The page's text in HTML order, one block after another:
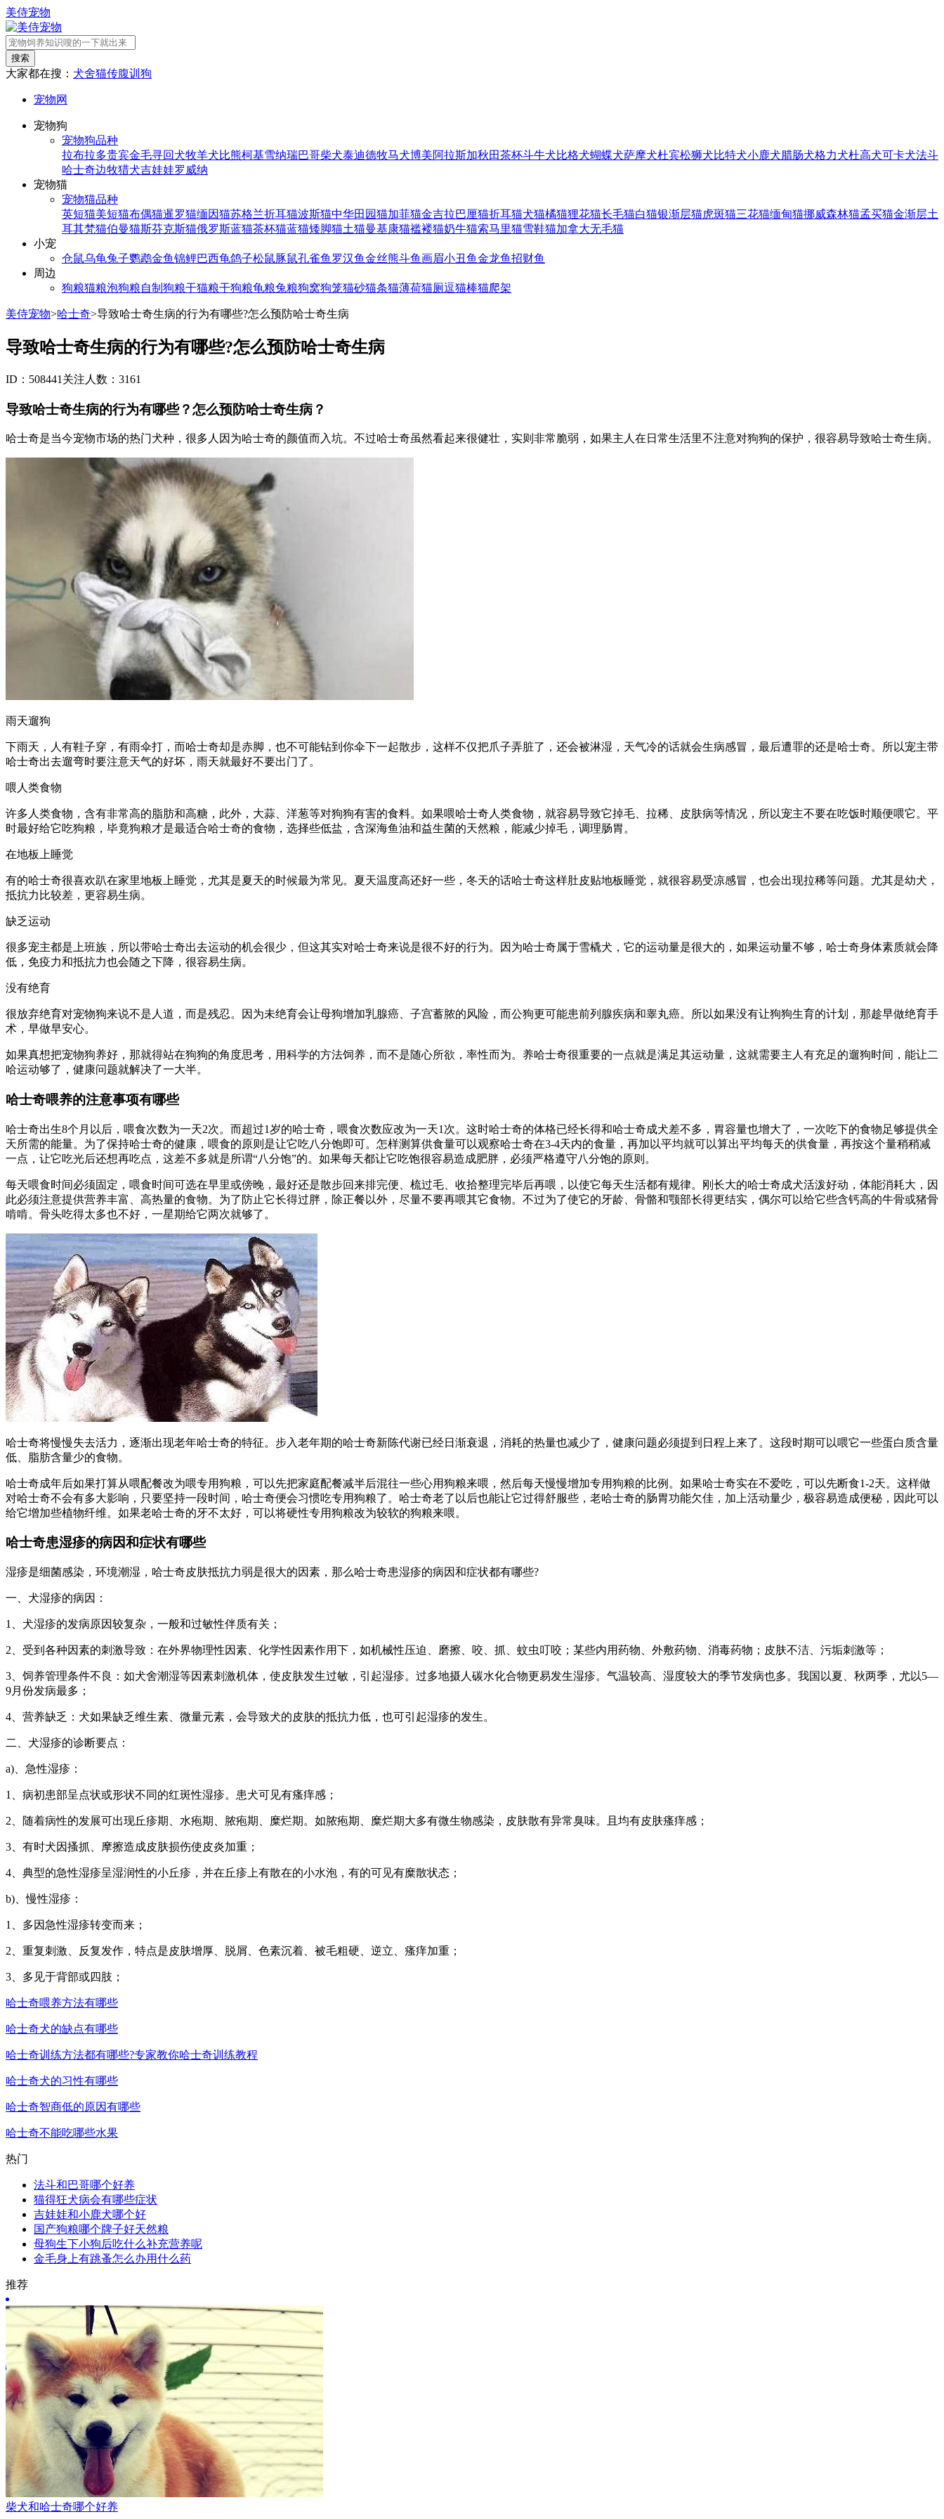
美侍宠物
搜索
大家都在搜： 犬舍猫传腹训狗
宠物网
宠物狗
宠物狗品种
拉布拉多贵宾金毛寻回犬牧羊犬比熊柯基雪纳瑞巴哥柴犬泰迪德牧马犬博美阿拉斯加秋田茶杯斗牛犬比格犬蝴蝶犬萨摩犬杜宾松狮犬比特犬小鹿犬腊肠犬格力犬杜高犬可卡犬法斗
哈士奇边牧猎犬吉娃娃罗威纳
宠物猫
宠物猫品种
英短猫美短猫布偶猫暹罗猫缅因猫苏格兰折耳猫波斯猫中华田园猫加菲猫金吉拉巴厘猫折耳猫犬猫橘猫狸花猫长毛猫白猫银渐层猫虎斑猫三花猫缅甸猫挪威森林猫孟买猫金渐层土
耳其梵猫伯曼猫斯芬克斯猫俄罗斯蓝猫茶杯猫蓝猫矮脚猫土猫曼基康猫褴褛猫奶牛猫索马里猫雪鞋猫加拿大无毛猫
小宠
仓鼠乌龟兔子鹦鹉金鱼锦鲤巴西龟鸽子松鼠豚鼠孔雀鱼 罗汉鱼金丝熊斗鱼画眉小丑鱼金龙鱼招财鱼
周边
狗粮猫粮泡狗粮自制狗粮干猫粮干狗粮龟粮兔粮狗窝狗笼猫砂猫条猫薄荷猫厕逗猫棒猫爬架
美侍宠物>哈士奇>导致哈士奇生病的行为有哪些?怎么预防哈士奇生病
导致哈士奇生病的行为有哪些?怎么预防哈士奇生病
ID：508441 关注人数：3161
导致哈士奇生病的行为有哪些？怎么预防哈士奇生病？
哈士奇是当今宠物市场的热门犬种，很多人因为哈士奇的颜值而入坑。不过哈士奇虽然看起来很健壮，实则非常脆弱，如果主人在日常生活里不注意对狗狗的保护，很容易导致哈士奇生病。
雨天遛狗
下雨天，人有鞋子穿，有雨伞打，而哈士奇却是赤脚，也不可能钻到你伞下一起散步，这样不仅把爪子弄脏了，还会被淋湿，天气冷的话就会生病感冒，最后遭罪的还是哈士奇。所以宠主带
哈士奇出去遛弯时要注意天气的好坏，雨天就最好不要出门了。
喂人类食物
许多人类食物，含有非常高的脂肪和高糖，此外，大蒜、洋葱等对狗狗有害的食料。如果喂哈士奇人类食物，就容易导致它掉毛、拉稀、皮肤病等情况，所以宠主不要在吃饭时顺便喂它。平
时最好给它吃狗粮，毕竟狗粮才是最适合哈士奇的食物，选择些低盐，含深海鱼油和益生菌的天然粮，能减少掉毛，调理肠胃。
在地板上睡觉
有的哈士奇很喜欢趴在家里地板上睡觉，尤其是夏天的时候最为常见。夏天温度高还好一些，冬天的话哈士奇这样肚皮贴地板睡觉，就很容易受凉感冒，也会出现拉稀等问题。尤其是幼犬，
抵抗力比较差，更容易生病。
缺乏运动
很多宠主都是上班族，所以带哈士奇出去运动的机会很少，但这其实对哈士奇来说是很不好的行为。因为哈士奇属于雪橇犬，它的运动量是很大的，如果运动量不够，哈士奇身体素质就会降
低，免疫力和抵抗力也会随之下降，很容易生病。
没有绝育
很放弃绝育对宠物狗来说不是人道，而是残忍。因为未绝育会让母狗增加乳腺癌、子宫蓄脓的风险，而公狗更可能患前列腺疾病和睾丸癌。所以如果没有让狗狗生育的计划，那趁早做绝育手
术，早做早安心。
如果真想把宠物狗养好，那就得站在狗狗的角度思考，用科学的方法饲养，而不是随心所欲，率性而为。养哈士奇很重要的一点就是满足其运动量，这就需要主人有充足的遛狗时间，能让二
哈运动够了，健康问题就解决了一大半。
哈士奇喂养的注意事项有哪些
哈士奇出生8个月以后，喂食次数为一天2次。而超过1岁的哈士奇，喂食次数应改为一天1次。这时哈士奇的体格已经长得和哈士奇成犬差不多，胃容量也增大了，一次吃下的食物足够提供全
天所需的能量。为了保持哈士奇的健康，喂食的原则是让它吃八分饱即可。怎样测算供食量可以观察哈士奇在3-4天内的食量，再加以平均就可以算出平均每天的供食量，再按这个量稍稍减
一点，让它吃光后还想再吃点，这差不多就是所谓“八分饱”的。如果每天都让它吃饱很容易造成肥胖，必须严格遵守八分饱的原则。
每天喂食时间必须固定，喂食时间可选在早里或傍晚，最好还是散步回来排完便、梳过毛、收拾整理完毕后再喂，以使它每天生活都有规律。刚长大的哈士奇成犬活泼好动，体能消耗大，因
此必须注意提供营养丰富、高热量的食物。为了防止它长得过胖，除正餐以外，尽量不要再喂其它食物。不过为了使它的牙龄、骨骼和颚部长得更结实，偶尔可以给它些含钙高的牛骨或猪骨
啃啃。骨头吃得太多也不好，一星期给它两次就够了。
哈士奇将慢慢失去活力，逐渐出现老年哈士奇的特征。步入老年期的哈士奇新陈代谢已经日渐衰退，消耗的热量也减少了，健康问题必须提到日程上来了。这段时期可以喂它一些蛋白质含量
低、脂肪含量少的食物。
哈士奇成年后如果打算从喂配餐改为喂专用狗粮，可以先把家庭配餐减半后混往一些心用狗粮来喂，然后每天慢慢增加专用狗粮的比例。如果哈士奇实在不爱吃，可以先断食1-2天。这样做
对哈士奇不会有多大影响，只要坚持一段时间，哈士奇便会习惯吃专用狗粮了。哈士奇老了以后也能让它过得舒服些，老哈士奇的肠胃功能欠佳，加上活动量少，极容易造成便秘，因此可以
给它增加些植物纤维。如果老哈士奇的牙不太好，可以将硬性专用狗粮改为较软的狗粮来喂。
哈士奇患湿疹的病因和症状有哪些
湿疹是细菌感染，环境潮湿，哈士奇皮肤抵抗力弱是很大的因素，那么哈士奇患湿疹的病因和症状都有哪些?
一、犬湿疹的病因：
1、犬湿疹的发病原因较复杂，一般和过敏性伴质有关；
2、受到各种因素的刺激导致：在外界物理性因素、化学性因素作用下，如机械性压迫、磨擦、咬、抓、蚊虫叮咬；某些内用药物、外敷药物、消毒药物；皮肤不洁、污垢刺激等；
3、饲养管理条件不良：如犬舍潮湿等因素刺激机体，使皮肤发生过敏，引起湿疹。过多地摄人碳水化合物更易发生湿疹。气温较高、湿度较大的季节发病也多。我国以夏、秋两季，尤以5—
9月份发病最多；
4、营养缺乏：犬如果缺乏维生素、微量元素，会导致犬的皮肤的抵抗力低，也可引起湿疹的发生。
二、犬湿疹的诊断要点：
a)、急性湿疹：
1、病初患部呈点状或形状不同的红斑性湿疹。患犬可见有瘙痒感；
2、随着病性的发展可出现丘疹期、水疱期、脓疱期、糜烂期。如脓疱期、糜烂期大多有微生物感染，皮肤散有异常臭味。且均有皮肤瘙痒感；
3、有时犬因搔抓、摩擦造成皮肤损伤使皮炎加重；
4、典型的急性湿疹呈湿润性的小丘疹，并在丘疹上有散在的小水泡，有的可见有糜散状态；
b)、慢性湿疹：
1、多因急性湿疹转变而来；
2、重复刺激、反复发作，特点是皮肤增厚、脱屑、色素沉着、被毛粗硬、逆立、瘙痒加重；
3、多见于背部或四肢；
哈士奇喂养方法有哪些
哈士奇犬的缺点有哪些
哈士奇训练方法都有哪些?专家教你哈士奇训练教程
哈士奇犬的习性有哪些
哈士奇智商低的原因有哪些
哈士奇不能吃哪些水果
热门
法斗和巴哥哪个好养
猫得狂犬病会有哪些症状
吉娃娃和小鹿犬哪个好
国产狗粮哪个牌子好天然粮
母狗生下小狗后吃什么补充营养呢
金毛身上有跳蚤怎么办用什么药
推荐
柴犬和哈士奇哪个好养